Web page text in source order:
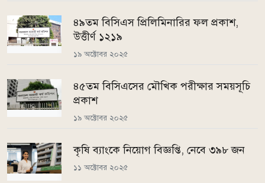
৪৯তম বিসিএস প্রিলিমিনারির ফল প্রকাশ,
উত্তীর্ণ ১২১৯
১৯ অক্টোবর ২০২৫
৪৫তম বিসিএসের মৌখিক পরীক্ষার সময়সূচি
প্রকাশ
১৯ অক্টোবর ২০২৫
কৃষি ব্যাংকে নিয়োগ বিজ্ঞপ্তি, নেবে ৩৯৮ জন
১১ অক্টোবর ২০২৫